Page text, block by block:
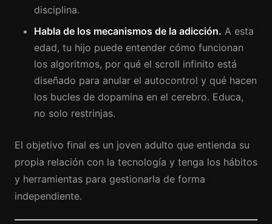
disciplina.
Habla de los mecanismos de la adicción. A esta
edad, tu hijo puede entender cómo funcionan
los algoritmos, por qué el scroll infinito está
diseñado para anular el autocontrol y qué hacen
los bucles de dopamina en el cerebro. Educa,
no solo restrinjas.
El objetivo final es un joven adulto que entienda su
propia relación con la tecnología y tenga los hábitos
y herramientas para gestionarla de forma
independiente.